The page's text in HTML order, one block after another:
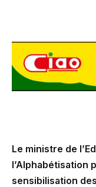
Le ministre de
l’Alphabétisation
sensibilisation